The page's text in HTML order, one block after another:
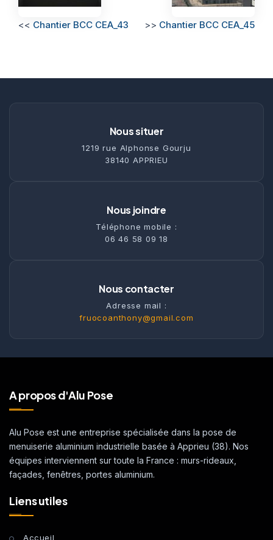
<< Chantier BCC CEA_43 >> Chantier BCC CEA_45
Nous situer
1219 rue Alphonse Gourju
38140 APPRIEU
Nous joindre
Téléphone mobile :
06 46 58 09 18
Nous contacter
Adresse mail :
fruocoanthony@gmail.com
A propos d'Alu Pose
Alu Pose est une entreprise spécialisée dans la pose de
menuiserie aluminium industrielle basée à Apprieu (38). Nos
équipes interviennent sur toute la France : murs-rideaux,
façades, fenêtres, portes aluminium.
Liens utiles
Accueil